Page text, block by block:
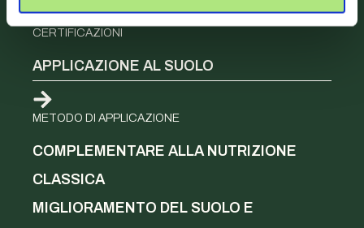
CERTIFICAZIONI
APPLICAZIONE AL SUOLO
METODO DI APPLICAZIONE
COMPLEMENTARE ALLA NUTRIZIONE
CLASSICA
MIGLIORAMENTO DEL SUOLO E